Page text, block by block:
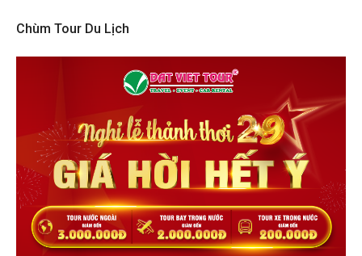
Chùm Tour Du Lịch